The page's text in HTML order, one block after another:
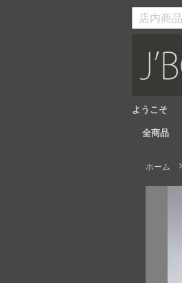
Skip
ようこそ
検
全商品
ホーム